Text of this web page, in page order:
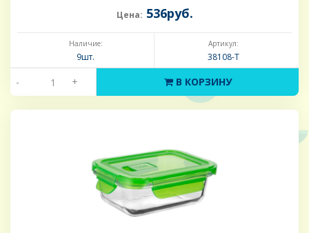
Цена: 536руб.
Наличие:
9шт.
Артикул:
38108-Т
- + В КОРЗИНУ